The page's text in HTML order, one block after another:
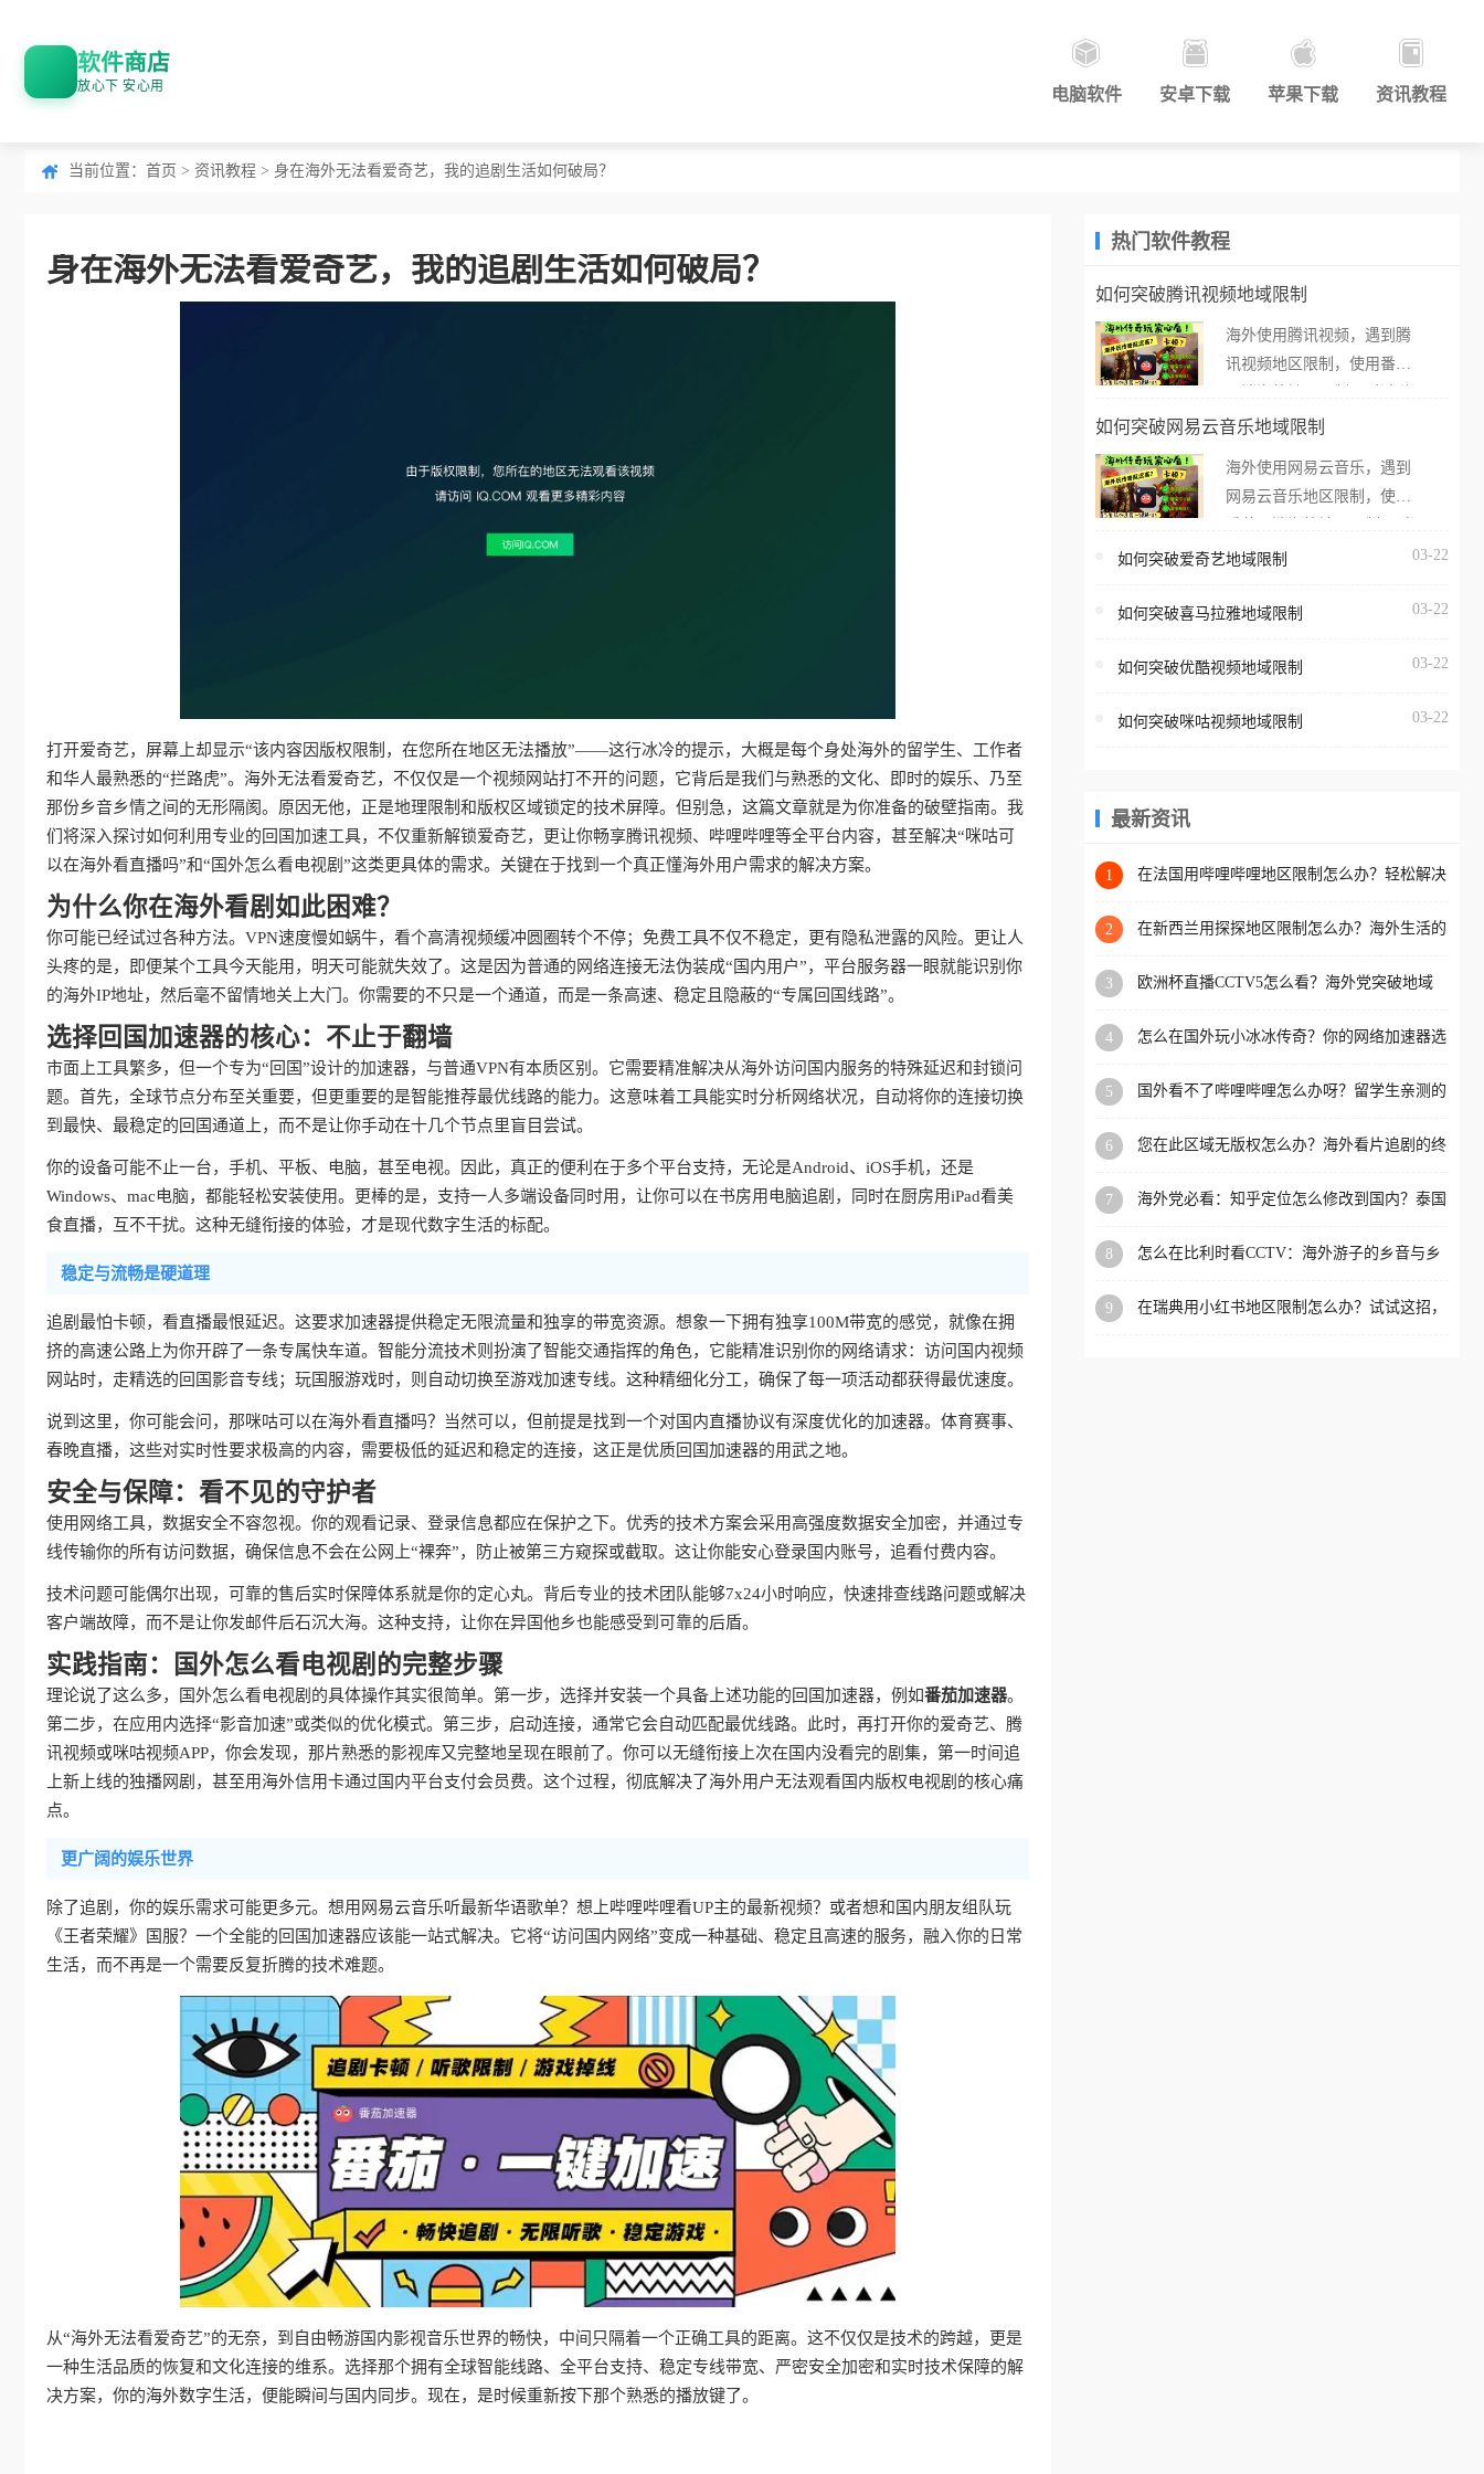
软件商店
放心下 安心用 电脑软件 安卓下载 苹果下载 资讯教程
当前位置： 首页 > 资讯教程 > 身在海外无法看爱奇艺，我的追剧生活如何破局？
身在海外无法看爱奇艺，我的追剧生活如何破局？
打开爱奇艺，屏幕上却显示“该内容因版权限制，在您所在地区无法播放”——这行冰冷的提示，大概是每个身处海外的留学生、工作者
和华人最熟悉的“拦路虎”。海外无法看爱奇艺，不仅仅是一个视频网站打不开的问题，它背后是我们与熟悉的文化、即时的娱乐、乃至
那份乡音乡情之间的无形隔阂。原因无他，正是地理限制和版权区域锁定的技术屏障。但别急，这篇文章就是为你准备的破壁指南。我
们将深入探讨如何利用专业的回国加速工具，不仅重新解锁爱奇艺，更让你畅享腾讯视频、哔哩哔哩等全平台内容，甚至解决“咪咕可
以在海外看直播吗”和“国外怎么看电视剧”这类更具体的需求。关键在于找到一个真正懂海外用户需求的解决方案。
为什么你在海外看剧如此困难？
你可能已经试过各种方法。VPN速度慢如蜗牛，看个高清视频缓冲圆圈转个不停；免费工具不仅不稳定，更有隐私泄露的风险。更让人
头疼的是，即便某个工具今天能用，明天可能就失效了。这是因为普通的网络连接无法伪装成“国内用户”，平台服务器一眼就能识别你
的海外IP地址，然后毫不留情地关上大门。你需要的不只是一个通道，而是一条高速、稳定且隐蔽的“专属回国线路”。
选择回国加速器的核心：不止于翻墙
市面上工具繁多，但一个专为“回国”设计的加速器，与普通VPN有本质区别。它需要精准解决从海外访问国内服务的特殊延迟和封锁问
题。首先，全球节点分布至关重要，但更重要的是智能推荐最优线路的能力。这意味着工具能实时分析网络状况，自动将你的连接切换
到最快、最稳定的回国通道上，而不是让你手动在十几个节点里盲目尝试。
你的设备可能不止一台，手机、平板、电脑，甚至电视。因此，真正的便利在于多个平台支持，无论是Android、iOS手机，还是
Windows、mac电脑，都能轻松安装使用。更棒的是，支持一人多端设备同时用，让你可以在书房用电脑追剧，同时在厨房用iPad看美
食直播，互不干扰。这种无缝衔接的体验，才是现代数字生活的标配。
稳定与流畅是硬道理
追剧最怕卡顿，看直播最恨延迟。这要求加速器提供稳定无限流量和独享的带宽资源。想象一下拥有独享100M带宽的感觉，就像在拥
挤的高速公路上为你开辟了一条专属快车道。智能分流技术则扮演了智能交通指挥的角色，它能精准识别你的网络请求：访问国内视频
网站时，走精选的回国影音专线；玩国服游戏时，则自动切换至游戏加速专线。这种精细化分工，确保了每一项活动都获得最优速度。
说到这里，你可能会问，那咪咕可以在海外看直播吗？当然可以，但前提是找到一个对国内直播协议有深度优化的加速器。体育赛事、
春晚直播，这些对实时性要求极高的内容，需要极低的延迟和稳定的连接，这正是优质回国加速器的用武之地。
安全与保障：看不见的守护者
使用网络工具，数据安全不容忽视。你的观看记录、登录信息都应在保护之下。优秀的技术方案会采用高强度数据安全加密，并通过专
线传输你的所有访问数据，确保信息不会在公网上“裸奔”，防止被第三方窥探或截取。这让你能安心登录国内账号，追看付费内容。
技术问题可能偶尔出现，可靠的售后实时保障体系就是你的定心丸。背后专业的技术团队能够7x24小时响应，快速排查线路问题或解决
客户端故障，而不是让你发邮件后石沉大海。这种支持，让你在异国他乡也能感受到可靠的后盾。
实践指南：国外怎么看电视剧的完整步骤
理论说了这么多，国外怎么看电视剧的具体操作其实很简单。第一步，选择并安装一个具备上述功能的回国加速器，例如番茄加速器。
第二步，在应用内选择“影音加速”或类似的优化模式。第三步，启动连接，通常它会自动匹配最优线路。此时，再打开你的爱奇艺、腾
讯视频或咪咕视频APP，你会发现，那片熟悉的影视库又完整地呈现在眼前了。你可以无缝衔接上次在国内没看完的剧集，第一时间追
上新上线的独播网剧，甚至用海外信用卡通过国内平台支付会员费。这个过程，彻底解决了海外用户无法观看国内版权电视剧的核心痛
点。
更广阔的娱乐世界
除了追剧，你的娱乐需求可能更多元。想用网易云音乐听最新华语歌单？想上哔哩哔哩看UP主的最新视频？或者想和国内朋友组队玩
《王者荣耀》国服？一个全能的回国加速器应该能一站式解决。它将“访问国内网络”变成一种基础、稳定且高速的服务，融入你的日常
生活，而不再是一个需要反复折腾的技术难题。
从“海外无法看爱奇艺”的无奈，到自由畅游国内影视音乐世界的畅快，中间只隔着一个正确工具的距离。这不仅仅是技术的跨越，更是
一种生活品质的恢复和文化连接的维系。选择那个拥有全球智能线路、全平台支持、稳定专线带宽、严密安全加密和实时技术保障的解
决方案，你的海外数字生活，便能瞬间与国内同步。现在，是时候重新按下那个熟悉的播放键了。
热门软件教程
如何突破腾讯视频地域限制
海外使用腾讯视频，遇到腾
讯视频地区限制，使用番茄
外打开腾讯视频，却突然弹
地区无法播放”的提示语。
海外用户如香港、澳门、台
亚、欧洲等国家和地区时，
台一样，出现地区及版权限
地区播放。 遇到这个问题的
区工作、留学、定居等，都
权限制所困扰。
如何突破网易云音乐地域限制
海外使用网易云音乐，遇到
网易云音乐地区限制，使用
在海外打开网易云音乐，却
所在的地区无法播放”的提示
门、台湾、美国、加拿大、
区时，网易云音乐也会像其
回国加速器，即可解决「海
版权限制」的问题，无论人
国、加拿大、澳大利亚、欧
学、定居等，都可以使用，
扰。
如何突破爱奇艺地域限制 03-22
如何突破喜马拉雅地域限制 03-22
如何突破优酷视频地域限制 03-22
如何突破咪咕视频地域限制 03-22
最新资讯
1
在法国用哔哩哔哩地区限制怎么办？轻松解决
2
在新西兰用探探地区限制怎么办？海外生活的
3
欧洲杯直播CCTV5怎么看？海外党突破地域
4
怎么在国外玩小冰冰传奇？你的网络加速器选
5
国外看不了哔哩哔哩怎么办呀？留学生亲测的
6
您在此区域无版权怎么办？海外看片追剧的终
7
海外党必看：知乎定位怎么修改到国内？泰国
8
怎么在比利时看CCTV：海外游子的乡音与乡
9
在瑞典用小红书地区限制怎么办？试试这招，